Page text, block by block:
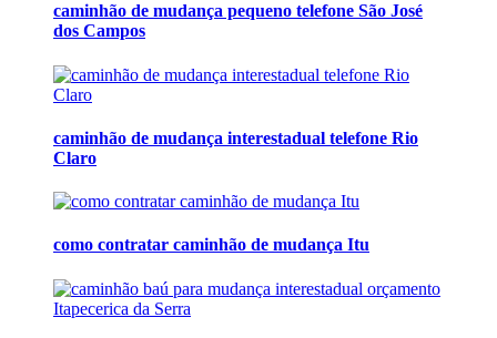
caminhão de mudança pequeno telefone São José
dos Campos
caminhão de mudança interestadual telefone Rio
Claro
como contratar caminhão de mudança Itu